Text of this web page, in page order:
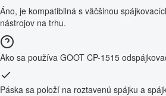
Áno, je kompatibilná s väčšinou
nástrojov na trhu.
Ako sa používa GOOT CP-1515
Páska sa položí na roztavenú spájku a